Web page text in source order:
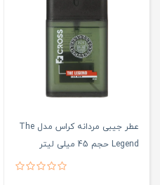
عطر جیبی مردانه کراس مدل The
Legend حجم 45 میلی لیتر